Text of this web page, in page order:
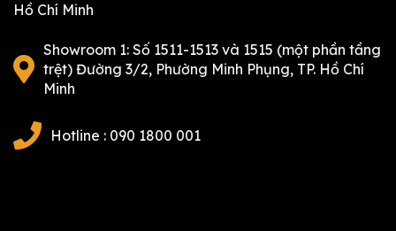
Hồ Chí Minh
Showroom 1: Số 1511-1513 và 1515 (một phần tầng
trệt) Đường 3/2, Phường Minh Phụng, TP. Hồ Chí
Minh
Hotline : 090 1800 001